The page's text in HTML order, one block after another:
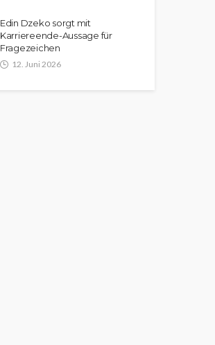
Edin Dzeko sorgt mit
Karriereende-Aussage für
Fragezeichen
12. Juni 2026